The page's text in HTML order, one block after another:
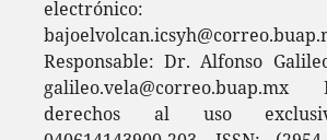
electrónico:
Responsable: Dr. Alfonso
derechos al uso